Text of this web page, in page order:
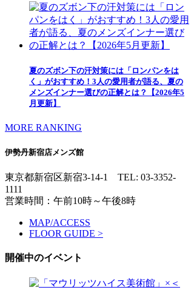
夏のズボン下の汗対策には「ロンパンをは
く」がおすすめ！3人の愛用者が語る、夏の
メンズインナー選びの正解とは？【2026年5
月更新】
MORE RANKING
伊勢丹新宿店メンズ館
東京都新宿区新宿3-14-1 TEL: 03-3352-
1111
営業時間：午前10時～午後8時
MAP/ACCESS
FLOOR GUIDE >
開催中のイベント